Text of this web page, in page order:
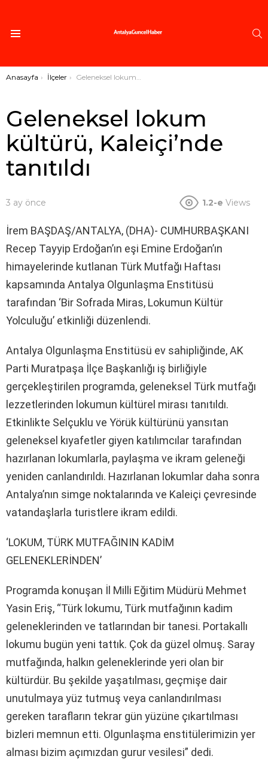
Buradasınız:
Anasayfa İlçeler Geleneksel lokum kültürü, Kaleiçi’nde tanıtıldı
Geleneksel lokum
kültürü, Kaleiçi’nde
tanıtıldı
3 ay önce 1.2-e Views
İrem BAŞDAŞ/ANTALYA, (DHA)- CUMHURBAŞKANI
Recep Tayyip Erdoğan’ın eşi Emine Erdoğan’ın
himayelerinde kutlanan Türk Mutfağı Haftası
kapsamında Antalya Olgunlaşma Enstitüsü
tarafından ‘Bir Sofrada Miras, Lokumun Kültür
Yolculuğu’ etkinliği düzenlendi.
Antalya Olgunlaşma Enstitüsü ev sahipliğinde, AK
Parti Muratpaşa İlçe Başkanlığı iş birliğiyle
gerçekleştirilen programda, geleneksel Türk mutfağı
lezzetlerinden lokumun kültürel mirası tanıtıldı.
Etkinlikte Selçuklu ve Yörük kültürünü yansıtan
geleneksel kıyafetler giyen katılımcılar tarafından
hazırlanan lokumlarla, paylaşma ve ikram geleneği
yeniden canlandırıldı. Hazırlanan lokumlar daha sonra
Antalya’nın simge noktalarında ve Kaleiçi çevresinde
vatandaşlarla turistlere ikram edildi.
‘LOKUM, TÜRK MUTFAĞININ KADİM
GELENEKLERİNDEN’
Programda konuşan İl Milli Eğitim Müdürü Mehmet
Yasin Eriş, “Türk lokumu, Türk mutfağının kadim
geleneklerinden ve tatlarından bir tanesi. Portakallı
lokumu bugün yeni tattık. Çok da güzel olmuş. Saray
mutfağında, halkın geleneklerinde yeri olan bir
kültürdür. Bu şekilde yaşatılması, geçmişe dair
unutulmaya yüz tutmuş veya canlandırılması
gereken tarafların tekrar gün yüzüne çıkartılması
bizleri memnun etti. Olgunlaşma enstitülerimizin yer
alması bizim açımızdan gurur vesilesi” dedi.